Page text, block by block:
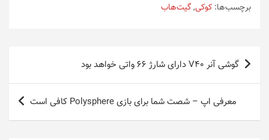
برچسب‌ها: کوکی,گیت‌هاب
راهبری
نوشته
گوشی آنر V۴۰ دارای شارژ ۶۶ واتی خواهد بود
معرفی اپ – شصت شما برای بازی Polysphere کافی است